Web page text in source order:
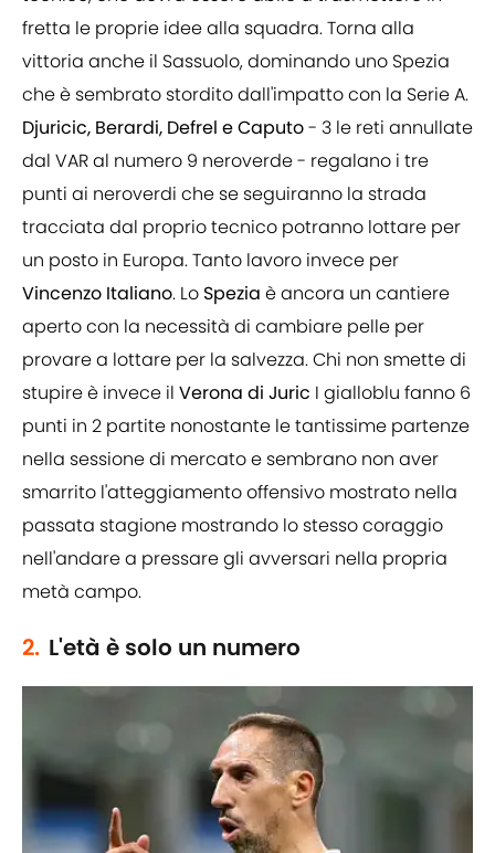
fretta le proprie idee alla squadra. Torna alla
vittoria anche il Sassuolo, dominando uno Spezia
che è sembrato stordito dall'impatto con la Serie A.
Djuricic, Berardi, Defrel e Caputo- 3 le reti annullate
dal VAR al numero 9 neroverde - regalano i tre
punti ai neroverdi che se seguiranno la strada
tracciata dal proprio tecnico potranno lottare per
un posto in Europa. Tanto lavoro invece per
Vincenzo Italiano. Lo Spezia è ancora un cantiere
aperto con la necessità di cambiare pelle per
provare a lottare per la salvezza. Chi non smette di
stupire è invece il Verona di Juric I gialloblu fanno 6
punti in 2 partite nonostante le tantissime partenze
nella sessione di mercato e sembrano non aver
smarrito l'atteggiamento offensivo mostrato nella
passata stagione mostrando lo stesso coraggio
nell'andare a pressare gli avversari nella propria
metà campo.
2. L'età è solo un numero